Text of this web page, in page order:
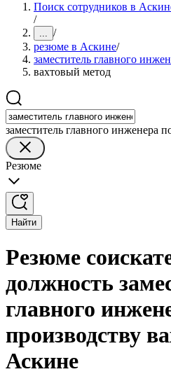
Поиск сотрудников в
/
... /
резюме в Аскине/
заместитель главного
вахтовый метод
заместитель главного инженера
Резюме
Найти
Резюме
должность
главного
производству
Аскине